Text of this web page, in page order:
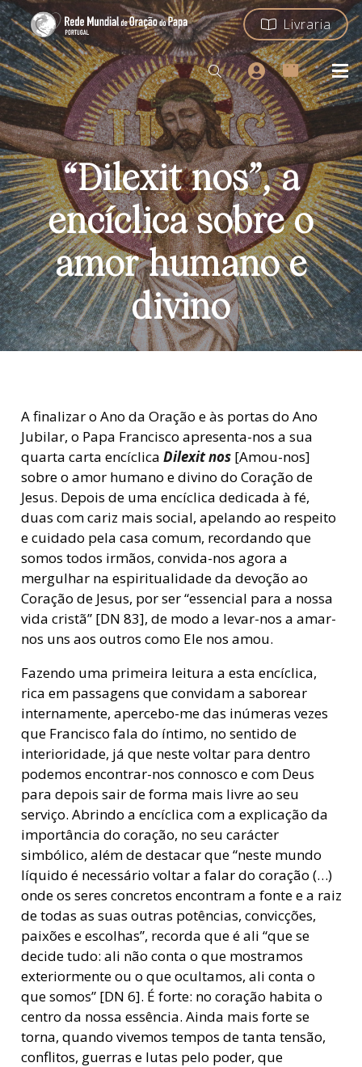
Livraria
“Dilexit nos”, a
encíclica sobre o
amor humano e
divino
A finalizar o Ano da Oração e às portas do Ano
Jubilar, o Papa Francisco apresenta-nos a sua
quarta carta encíclica Dilexit nos [Amou-nos]
sobre o amor humano e divino do Coração de
Jesus. Depois de uma encíclica dedicada à fé,
duas com cariz mais social, apelando ao respeito
e cuidado pela casa comum, recordando que
somos todos irmãos, convida-nos agora a
mergulhar na espiritualidade da devoção ao
Coração de Jesus, por ser “essencial para a nossa
vida cristã” [DN 83], de modo a levar-nos a amar-
nos uns aos outros como Ele nos amou.
Fazendo uma primeira leitura a esta encíclica,
rica em passagens que convidam a saborear
internamente, apercebo-me das inúmeras vezes
que Francisco fala do íntimo, no sentido de
interioridade, já que neste voltar para dentro
podemos encontrar-nos connosco e com Deus
para depois sair de forma mais livre ao seu
serviço. Abrindo a encíclica com a explicação da
importância do coração, no seu carácter
simbólico, além de destacar que “neste mundo
líquido é necessário voltar a falar do coração (…)
onde os seres concretos encontram a fonte e a raiz
de todas as suas outras potências, convicções,
paixões e escolhas”, recorda que é ali “que se
decide tudo: ali não conta o que mostramos
exteriormente ou o que ocultamos, ali conta o
que somos” [DN 6]. É forte: no coração habita o
centro da nossa essência. Ainda mais forte se
torna, quando vivemos tempos de tanta tensão,
conflitos, guerras e lutas pelo poder, que